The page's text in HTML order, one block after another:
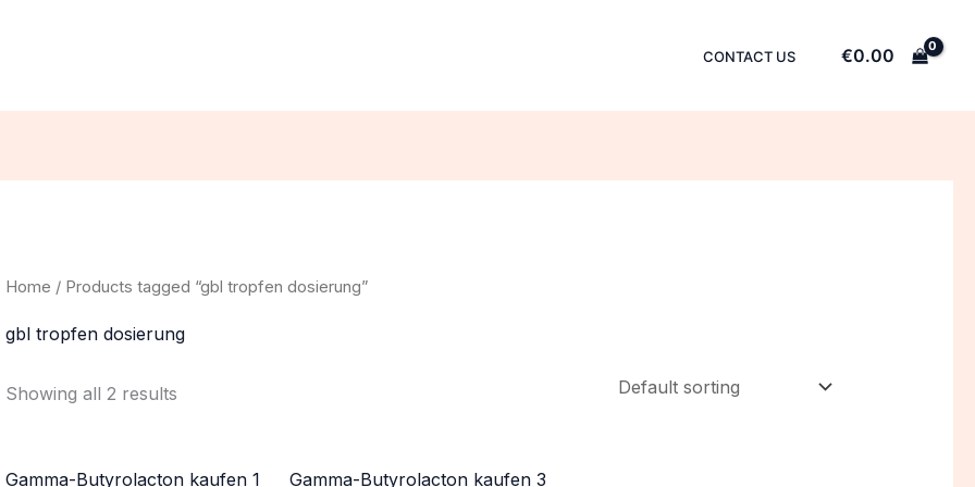
CONTACT US €0.00
Home / Products tagged “gbl tropfen dosierung”
gbl tropfen dosierung
Showing all 2 results
Gamma-Butyrolacton kaufen 1
Gamma-Butyrolacton kaufen 3